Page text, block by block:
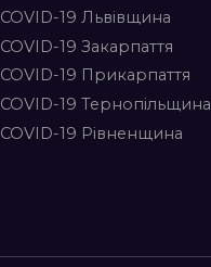
COVID-19 Львівщина
COVID-19 Закарпаття
COVID-19 Прикарпаття
COVID-19 Тернопільщина
COVID-19 Рівненщина